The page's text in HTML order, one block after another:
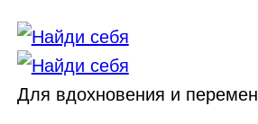
Для вдохновения и перемен